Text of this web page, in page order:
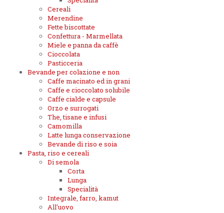
Cereali
Merendine
Fette biscottate
Confettura - Marmellata
Miele e panna da caffè
Cioccolata
Pasticceria
Bevande per colazione e non
Caffe macinato ed in grani
Caffe e cioccolato solubile
Caffe cialde e capsule
Orzo e surrogati
The, tisane e infusi
Camomilla
Latte lunga conservazione
Bevande di riso e soia
Pasta, riso e cereali
Di semola
Corta
Lunga
Specialità
Integrale, farro, kamut
All'uovo